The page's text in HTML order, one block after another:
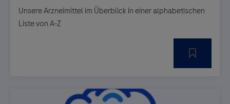
Unsere Arzneimittel im Überblick in einer alphabetischen
Liste von A-Z